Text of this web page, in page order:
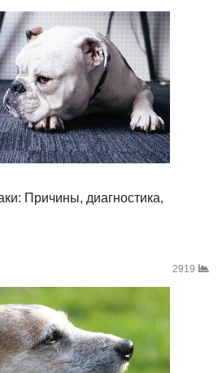
Причины, диагностика,
2919